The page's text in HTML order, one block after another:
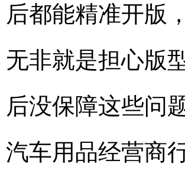
后都能精准开版
无非就是担心版
后没保障这些问
汽车用品经营商